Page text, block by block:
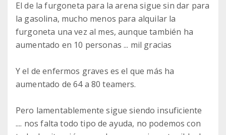
El de la furgoneta para la arena sigue sin dar para
la gasolina, mucho menos para alquilar la
furgoneta una vez al mes, aunque también ha
aumentado en 10 personas ... mil gracias
Y el de enfermos graves es el que más ha
aumentado de 64 a 80 teamers.
Pero lamentablemente sigue siendo insuficiente
.... nos falta todo tipo de ayuda, no podemos con